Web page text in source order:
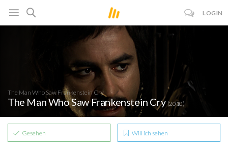
LOGIN
The Man Who Saw Frankenstein Cry
The Man Who Saw Frankenstein Cry(2010)
Gesehen Will ich sehen